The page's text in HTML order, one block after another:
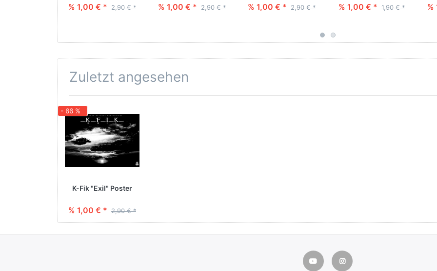
% 1,00 € * 2,90 € * % 1,00 € * 2,90 € * % 1,00 € * 2,90 € * % 1,00 € * 1,90 € * %
Zuletzt angesehen
- 66 %
K-Fik "Exil" Poster
% 1,00 € * 2,90 € *